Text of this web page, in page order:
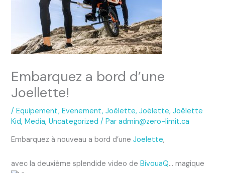
Embarquez a bord d’une
Joellette!
/Equipement,Evenement,Joëlette,Joëlette,Joëlette
Kid,Media,Uncategorized / Paradmin@zero-limit.ca
Embarquez à nouveau a bord d’uneJoelette,
avec la deuxième splendide video deBivouaQ… magique